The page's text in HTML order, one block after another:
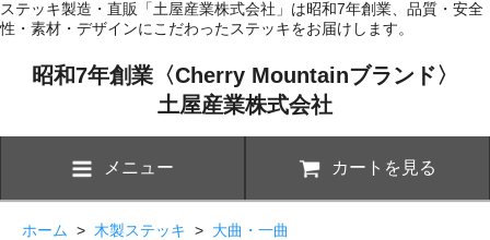
ステッキ製造・直販「土屋産業株式会社」は昭和7年創業、品質・安全
性・素材・デザインにこだわったステッキをお届けします。
昭和7年創業〈Cherry Mountainブランド〉
土屋産業株式会社
メニュー カートを見る
ホーム > 木製ステッキ > 大曲・一曲